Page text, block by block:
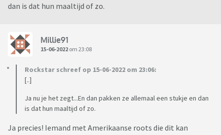
dan is dat hun maaltijd of zo.
Millie91
15-06-2022 om 23:08
Rockstar schreef op 15-06-2022 om 23:06:
[..]
Ja nu je het zegt...En dan pakken ze allemaal een stukje en dan
is dat hun maaltijd of zo.
Ja precies! Iemand met Amerikaanse roots die dit kan